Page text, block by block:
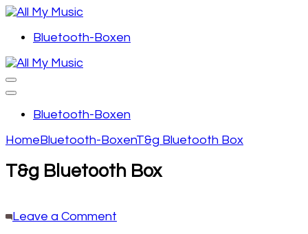
Skip
content
Enter)
All My Music
Music is all mine!
Bluetooth-Boxen
All My Music
Music is all mine!
Bluetooth-Boxen
HomeBluetooth-BoxenT&g Bluetooth Box
T&g Bluetooth Box
Leave a Comment